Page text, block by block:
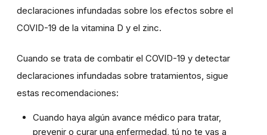
declaraciones infundadas sobre los efectos sobre el
COVID-19 de la vitamina D y el zinc.
Cuando se trata de combatir el COVID-19 y detectar
declaraciones infundadas sobre tratamientos, sigue
estas recomendaciones:
Cuando haya algún avance médico para tratar,
prevenir o curar una enfermedad, tú no te vas a